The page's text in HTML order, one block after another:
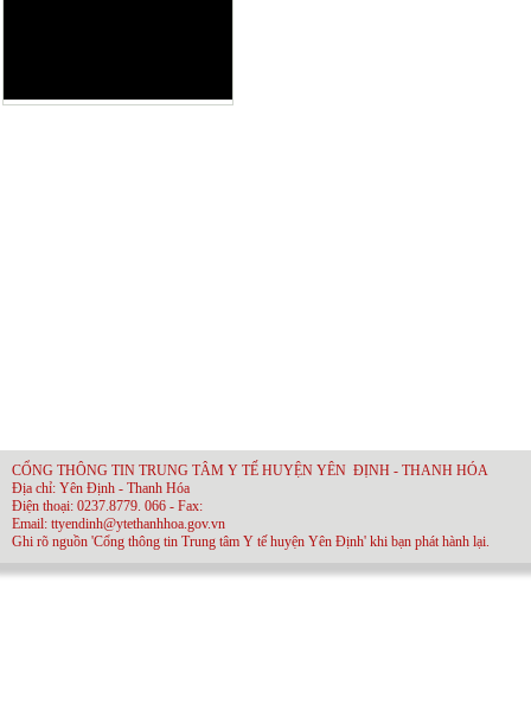
CỔNG THÔNG TIN TRUNG TÂM Y TẾ HUYỆN YÊN ĐỊNH - THANH HÓA
Địa chỉ: Yên Định - Thanh Hóa
Điện thoại: 0237.8779. 066 - Fax:
Email: ttyendinh@ytethanhhoa.gov.vn
Ghi rõ nguồn 'Cổng thông tin Trung tâm Y tế huyện Yên Định' khi bạn phát hành lại.